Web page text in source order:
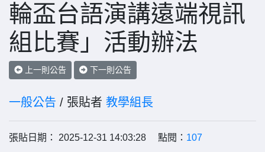
輪盃台語演講遠端視訊
組比賽」活動辦法
上一則公告 下一則公告
一般公告 / 張貼者 教學組長
張貼日期： 2025-12-31 14:03:28 點閱： 107